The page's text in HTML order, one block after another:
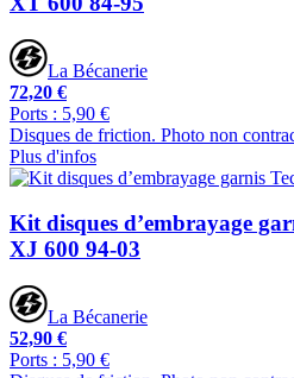
La Bécanerie
72,20 €
Ports : 5,90 €
Disques de friction. Photo non
Plus d'infos
Kit disques d’embrayage
XJ 600 94-03
La Bécanerie
52,90 €
Ports : 5,90 €